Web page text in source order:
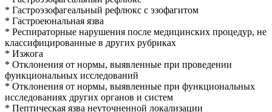
* Гастроэзофагеальный рефлюкс с эзофагитом
* Гастроеюнальная язва
* Респираторные нарушения после медицинских процедур, не
классифицированные в других рубриках
* Изжога
* Отклонения от нормы, выявленные при проведении
функциональных исследований
* Отклонения от нормы, выявленные при функциональных
исследованиях других органов и систем
* Пептическая язва неуточненной локализации